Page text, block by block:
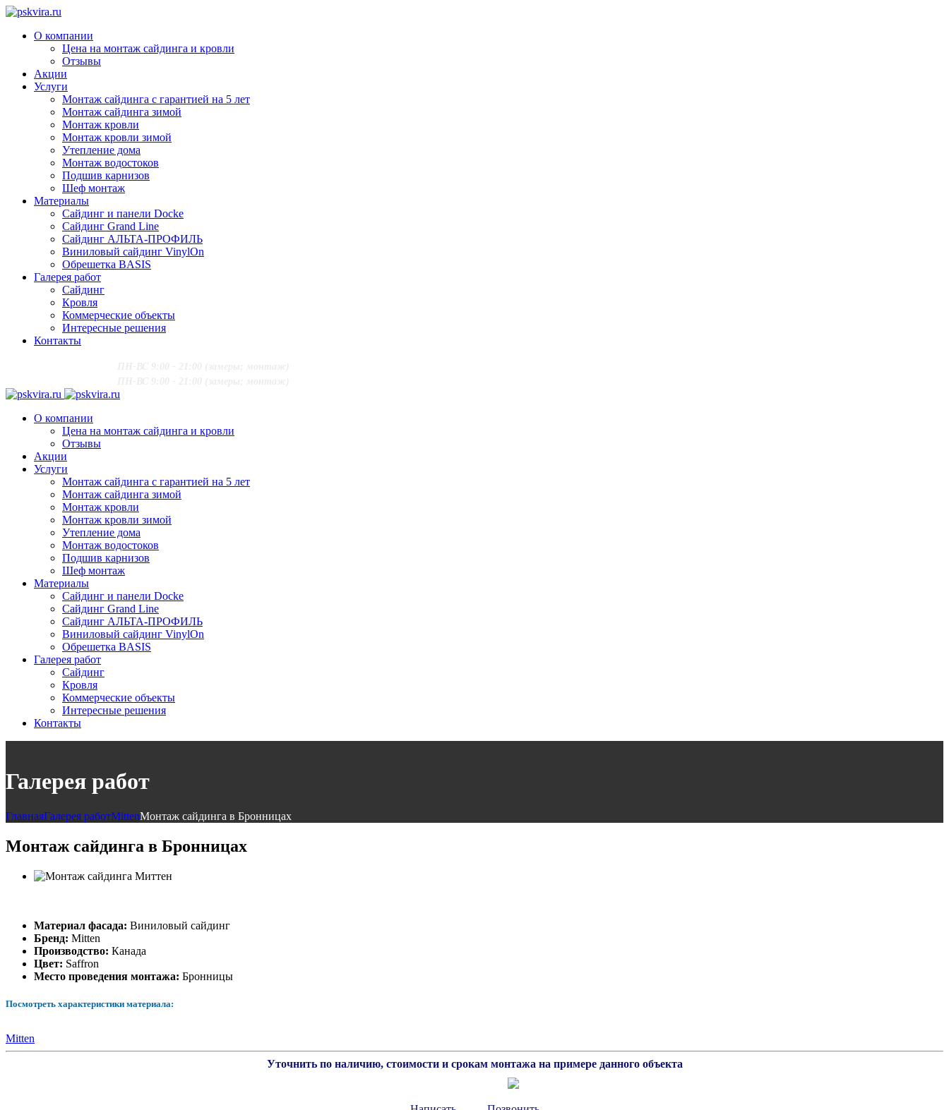
О компании
Цена на монтаж сайдинга и кровли
Отзывы
Акции
Услуги
Монтаж сайдинга с гарантией на 5 лет
Монтаж сайдинга зимой
Монтаж кровли
Монтаж кровли зимой
Утепление дома
Монтаж водостоков
Подшив карнизов
Шеф монтаж
Материалы
Сайдинг и панели Docke
Сайдинг Grand Line
Сайдинг АЛЬТА-ПРОФИЛЬ
Виниловый сайдинг VinylOn
Обрешетка BASIS
Галерея работ
Сайдинг
Кровля
Коммерческие объекты
Интересные решения
Контакты
О компании
Цена на монтаж сайдинга и кровли
Отзывы
Акции
Услуги
Монтаж сайдинга с гарантией на 5 лет
Монтаж сайдинга зимой
Монтаж кровли
Монтаж кровли зимой
Утепление дома
Монтаж водостоков
Подшив карнизов
Шеф монтаж
Материалы
Сайдинг и панели Docke
Сайдинг Grand Line
Сайдинг АЛЬТА-ПРОФИЛЬ
Виниловый сайдинг VinylOn
Обрешетка BASIS
Галерея работ
Сайдинг
Кровля
Коммерческие объекты
Интересные решения
Контакты
Галерея работ
ГлавнаяГалерея работMittenМонтаж сайдинга в Бронницах
Монтаж сайдинга в Бронницах
Материал фасада: Виниловый сайдинг
Бренд: Mitten
Производство: Канада
Цвет: Saffron
Место проведения монтажа: Бронницы
Посмотреть характеристики материала:
Mitten
Уточнить по наличию, стоимости и срокам монтажа на примере данного объекта